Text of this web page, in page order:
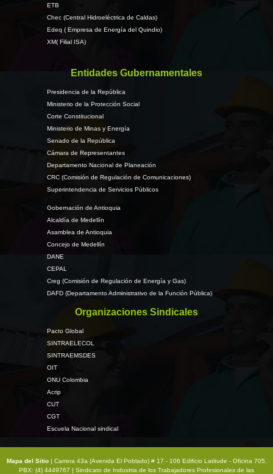
ETB
Chec (Central Hidroeléctrica de Caldas)
Edeq ( Empresa de Energía del Quindio)
XM( Filial ISA)
Entidades Gubernamentales
Presidencia de la República
Ministerio de la Protección Social
Corte Constitucional
Ministerio de Minas y Energía
Senado de la República
Cámara de Representantes
Departamento Nacional de Planeación
CRC (Comisión de Regulación de Comunicaciones)
Superintendencia de Servicios Públicos
Gobernación de Antioquia
Alcaldía de Medellín
Asamblea de Antioquia
Concejo de Medellín
DANE
CEPAL
Creg (Comisión de Regulación de Energía y Gas)
DAFD (Departamento Administrativo de la Función Pública)
Organizaciones Sindicales
Pacto Global
SINTRAELECOL
SINTRAEMSDES
OIT
ONU Colombia
Acrip
CUT
CGT
Escuela Nacional sindical
Mapa del Sitio | Carrera 43a (Avenida El Poblado) # 17 - 106 Edificio Latitude - Oficina 705.
PBX: (4) 4449767 | Sindicato de Industria de los Trabajadores Profesionales de las